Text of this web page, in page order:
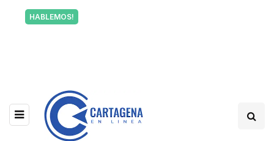
HABLEMOS!